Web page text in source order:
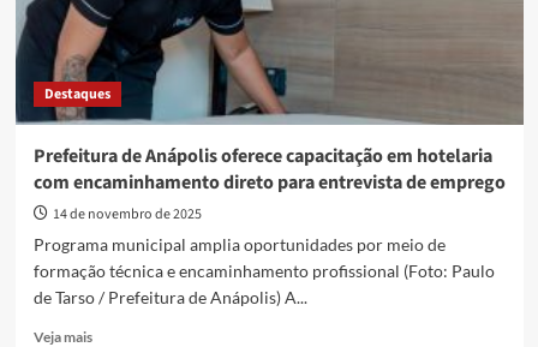
Destaques
Prefeitura de Anápolis oferece capacitação em hotelaria
com encaminhamento direto para entrevista de emprego
14 de novembro de 2025
Programa municipal amplia oportunidades por meio de
formação técnica e encaminhamento profissional (Foto: Paulo
de Tarso / Prefeitura de Anápolis) A...
Veja maisRead